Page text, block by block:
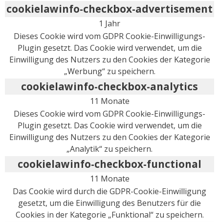
cookielawinfo-checkbox-advertisement
1 Jahr
Dieses Cookie wird vom GDPR Cookie-Einwilligungs-
Plugin gesetzt. Das Cookie wird verwendet, um die
Einwilligung des Nutzers zu den Cookies der Kategorie
„Werbung“ zu speichern.
cookielawinfo-checkbox-analytics
11 Monate
Dieses Cookie wird vom GDPR Cookie-Einwilligungs-
Plugin gesetzt. Das Cookie wird verwendet, um die
Einwilligung des Nutzers zu den Cookies der Kategorie
„Analytik“ zu speichern.
cookielawinfo-checkbox-functional
11 Monate
Das Cookie wird durch die GDPR-Cookie-Einwilligung
gesetzt, um die Einwilligung des Benutzers für die
Cookies in der Kategorie „Funktional“ zu speichern.